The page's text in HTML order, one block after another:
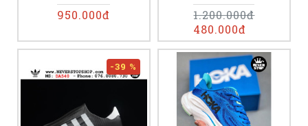
950.000đ
480.000đ
1.200.000đ
-39 %